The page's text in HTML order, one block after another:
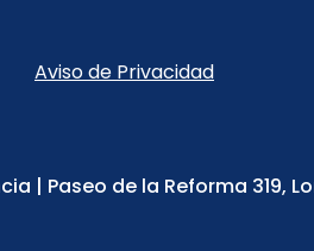
Aviso de Privacidad
| Paseo de la Reforma 319,